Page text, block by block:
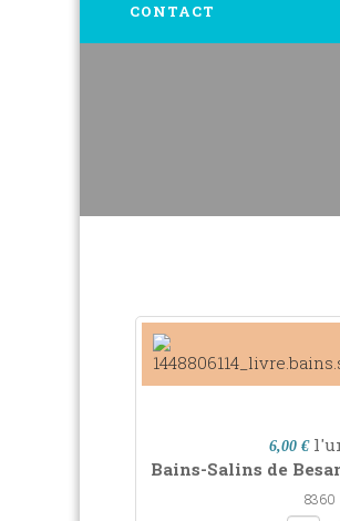
CONTACT
6,00 €
Bains-Salins de
8360